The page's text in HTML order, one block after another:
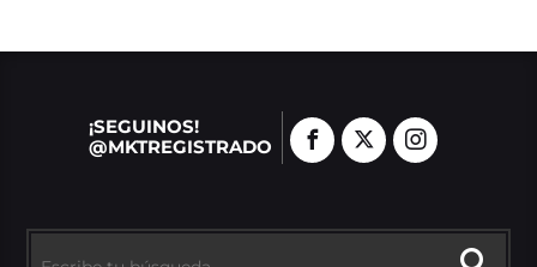
¡SEGUINOS!
@MKTREGISTRADO